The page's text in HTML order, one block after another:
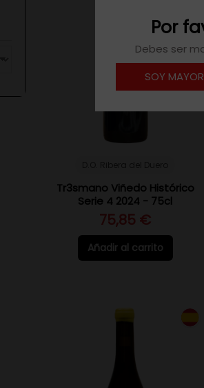
Por
Debes ser
SOY
Tr3smano Viñedo Histórico
Serie 4 2024 - 75cl
75,85 €
Añadir al carrito